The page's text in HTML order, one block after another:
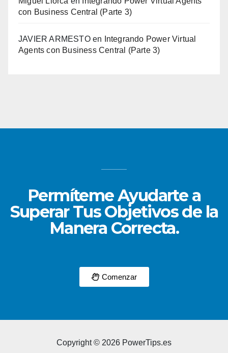
con Business Central (Parte 3)
JAVIER ARMESTOen
Integrando Power Virtual
Agents con Business Central (Parte 3)
Permíteme Ayudarte a
Superar Tus Objetivos de la
Manera Correcta.
Comenzar
Copyright © 2026 PowerTips.es